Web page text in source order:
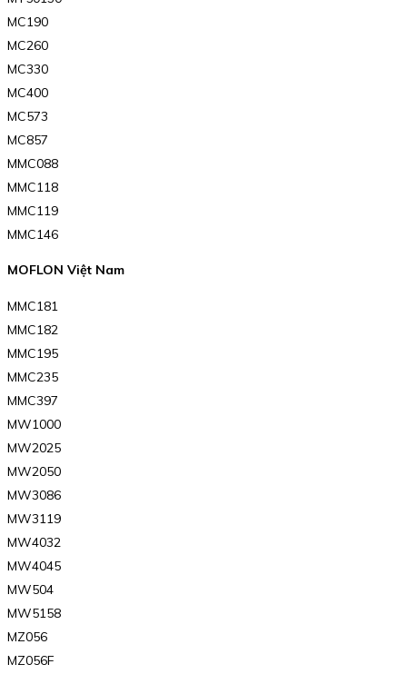
MC190
MC260
MC330
MC400
MC573
MC857
MMC088
MMC118
MMC119
MMC146
MOFLON Việt Nam
MMC181
MMC182
MMC195
MMC235
MMC397
MW1000
MW2025
MW2050
MW3086
MW3119
MW4032
MW4045
MW504
MW5158
MZ056
MZ056F